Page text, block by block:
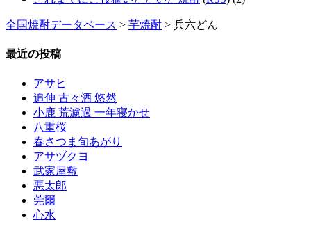
全国焼酎データベース > 芋焼酎 > 兵六どん
最近の投稿
アサヒ
追伸 古々酒 悠然
小鹿 荒濾過 一年寝かせ
八重桜
春さつま旬あがり
アサヅクヨ
武家屋敷
悪太郎
莞爾
心水